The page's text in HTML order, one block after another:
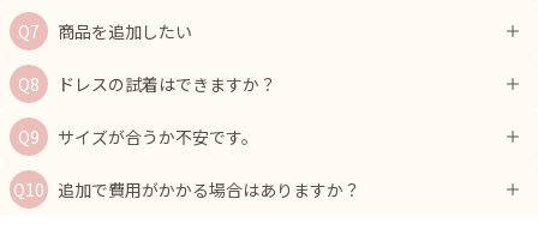
商品を追加したい
ドレスの試着はできますか？
サイズが合うか不安です。
追加で費用がかかる場合はありますか？